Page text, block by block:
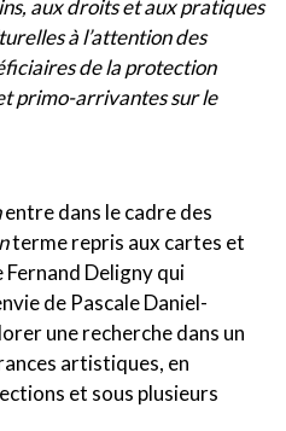
aux droits et aux pratiques
à l’attention des
de la protection
primo-arrivantes sur le
entre dans le cadre des
terme repris aux cartes et
Fernand Deligny qui
de Pascale Daniel-
une recherche dans un
artistiques, en
et sous plusieurs